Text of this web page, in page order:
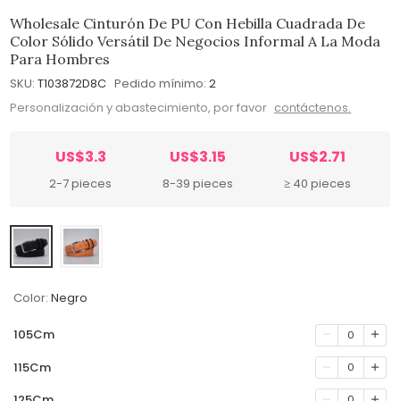
Wholesale Cinturón De PU Con Hebilla Cuadrada De
Color Sólido Versátil De Negocios Informal A La Moda
Para Hombres
SKU: T103872D8C Pedido mínimo: 2
Personalización y abastecimiento, por favor contáctenos.
US$3.3
2-7 pieces
US$3.15
8-39 pieces
US$2.71
≥ 40 pieces
Color: Negro
105Cm 0
115Cm 0